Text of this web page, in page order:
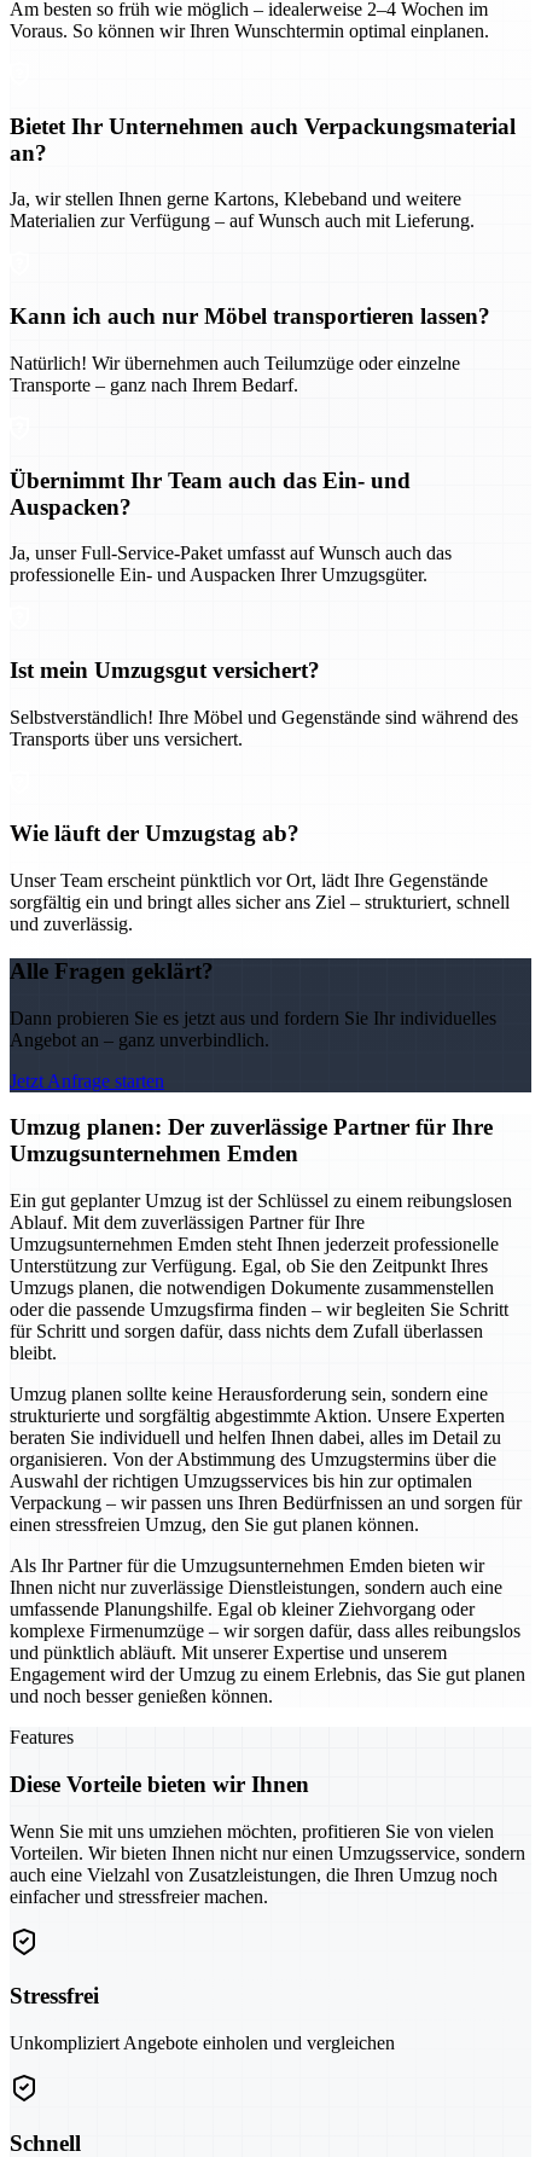
Am besten so früh wie möglich – idealerweise 2–4 Wochen im
Voraus. So können wir Ihren Wunschtermin optimal einplanen.
Bietet Ihr Unternehmen auch Verpackungsmaterial
an?
Ja, wir stellen Ihnen gerne Kartons, Klebeband und weitere
Materialien zur Verfügung – auf Wunsch auch mit Lieferung.
Kann ich auch nur Möbel transportieren lassen?
Natürlich! Wir übernehmen auch Teilumzüge oder einzelne
Transporte – ganz nach Ihrem Bedarf.
Übernimmt Ihr Team auch das Ein- und
Auspacken?
Ja, unser Full-Service-Paket umfasst auf Wunsch auch das
professionelle Ein- und Auspacken Ihrer Umzugsgüter.
Ist mein Umzugsgut versichert?
Selbstverständlich! Ihre Möbel und Gegenstände sind während des
Transports über uns versichert.
Wie läuft der Umzugstag ab?
Unser Team erscheint pünktlich vor Ort, lädt Ihre Gegenstände
sorgfältig ein und bringt alles sicher ans Ziel – strukturiert, schnell
und zuverlässig.
Alle Fragen geklärt?
Dann probieren Sie es jetzt aus und fordern Sie Ihr individuelles
Angebot an – ganz unverbindlich.
Jetzt Anfrage starten
Umzug planen: Der zuverlässige Partner für Ihre
Umzugsunternehmen Emden
Ein gut geplanter Umzug ist der Schlüssel zu einem reibungslosen
Ablauf. Mit dem zuverlässigen Partner für Ihre
Umzugsunternehmen Emden steht Ihnen jederzeit professionelle
Unterstützung zur Verfügung. Egal, ob Sie den Zeitpunkt Ihres
Umzugs planen, die notwendigen Dokumente zusammenstellen
oder die passende Umzugsfirma finden – wir begleiten Sie Schritt
für Schritt und sorgen dafür, dass nichts dem Zufall überlassen
bleibt.
Umzug planen sollte keine Herausforderung sein, sondern eine
strukturierte und sorgfältig abgestimmte Aktion. Unsere Experten
beraten Sie individuell und helfen Ihnen dabei, alles im Detail zu
organisieren. Von der Abstimmung des Umzugstermins über die
Auswahl der richtigen Umzugsservices bis hin zur optimalen
Verpackung – wir passen uns Ihren Bedürfnissen an und sorgen für
einen stressfreien Umzug, den Sie gut planen können.
Als Ihr Partner für die Umzugsunternehmen Emden bieten wir
Ihnen nicht nur zuverlässige Dienstleistungen, sondern auch eine
umfassende Planungshilfe. Egal ob kleiner Ziehvorgang oder
komplexe Firmenumzüge – wir sorgen dafür, dass alles reibungslos
und pünktlich abläuft. Mit unserer Expertise und unserem
Engagement wird der Umzug zu einem Erlebnis, das Sie gut planen
und noch besser genießen können.
Features
Diese Vorteile bieten wir Ihnen
Wenn Sie mit uns umziehen möchten, profitieren Sie von vielen
Vorteilen. Wir bieten Ihnen nicht nur einen Umzugsservice, sondern
auch eine Vielzahl von Zusatzleistungen, die Ihren Umzug noch
einfacher und stressfreier machen.
Stressfrei
Unkompliziert Angebote einholen und vergleichen
Schnell